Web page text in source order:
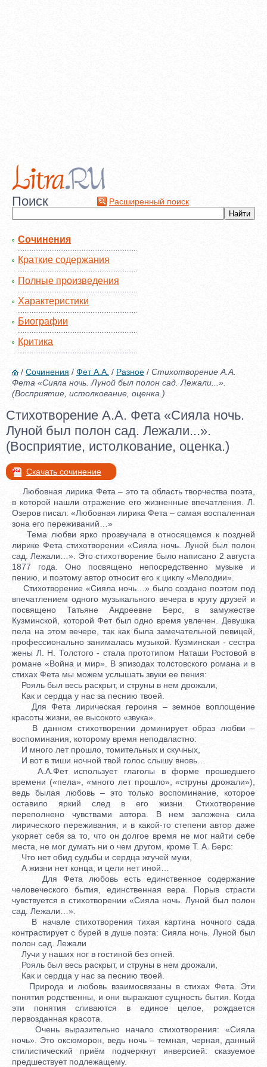
Поиск Расширенный поиск
Сочинения
Краткие содержания
Полные произведения
Характеристики
Биографии
Критика
/ Сочинения / Фет А.А. / Разное / Стихотворение А.А.
Фета «Сияла ночь. Луной был полон сад. Лежали...».
(Восприятие, истолкование, оценка.)
Стихотворение А.А. Фета «Сияла ночь.
Луной был полон сад. Лежали...».
(Восприятие, истолкование, оценка.)
Скачать сочинение
Любовная лирика Фета – это та область творчества поэта,
в которой нашли отражение его жизненные впечатления. Л.
Озеров писал: «Любовная лирика Фета – самая воспаленная
зона его переживаний…»
Тема любви ярко прозвучала в относящемся к поздней
лирике Фета стихотворении «Сияла ночь. Луной был полон
сад. Лежали…». Это стихотворение было написано 2 августа
1877 года. Оно посвящено непосредственно музыке и
пению, и поэтому автор относит его к циклу «Мелодии».
Стихотворение «Сияла ночь…» было создано поэтом под
впечатлением одного музыкального вечера в кругу друзей и
посвящено Татьяне Андреевне Берс, в замужестве
Кузминской, которой Фет был одно время увлечен. Девушка
пела на этом вечере, так как была замечательной певицей,
профессионально занималась музыкой. Кузминская - сестра
жены Л. Н. Толстого - стала прототипом Наташи Ростовой в
романе «Война и мир». В эпизодах толстовского романа и в
стихах Фета мы можем услышать звуки ее пения:
Рояль был весь раскрыт, и струны в нем дрожали,
Как и сердца у нас за песнию твоей.
Для Фета лирическая героиня – земное воплощение
красоты жизни, ее высокого «звука».
В данном стихотворении доминирует образ любви –
воспоминания, которому время неподвластно:
И много лет прошло, томительных и скучных,
И вот в тиши ночной твой голос слышу вновь…
А.А.Фет использует глаголы в форме прошедшего
времени («пела», «много лет прошло», «струны дрожали»),
ведь былая любовь – это только воспоминание, которое
оставило яркий след в его жизни. Стихотворение
переполнено чувствами автора. В нем заложена сила
лирического переживания, и в какой-то степени автор даже
укоряет себя за то, что он долгое время не мог найти себе
места, не мог думать ни о чем другом, кроме Т. А. Берс:
Что нет обид судьбы и сердца жгучей муки,
А жизни нет конца, и цели нет иной…
Для Фета любовь есть единственное содержание
человеческого бытия, единственная вера. Порыв страсти
чувствуется в стихотворении «Сияла ночь. Луной был полон
сад. Лежали…».
В начале стихотворения тихая картина ночного сада
контрастирует с бурей в душе поэта: Сияла ночь. Луной был
полон сад. Лежали
Лучи у наших ног в гостиной без огней.
Рояль был весь раскрыт, и струны в нем дрожали,
Как и сердца у нас за песнию твоей.
Природа и любовь взаимосвязаны в стихах Фета. Эти
понятия родственны, и они выражают сущность бытия. Когда
эти понятия сливаются в единое целое, рождается
первозданная красота.
Очень выразительно начало стихотворения: «Сияла
ночь». Это оксюморон, ведь ночь – темная, черная, данный
стилистический приём подчеркнут инверсией: сказуемое
предшествует подлежащему.